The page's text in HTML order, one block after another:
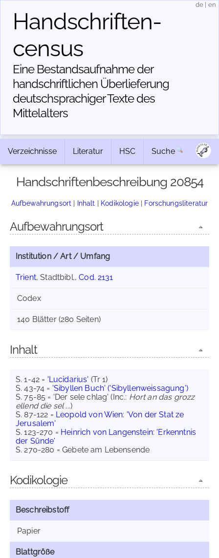
Handschriften­
census
Eine Bestandsaufnahme der
handschriftlichen Über­lieferung
deutschsprachiger Texte des
Mittelalters
de en
Verzeichnisse Literatur HSC Suche
Handschriftenbeschreibung 20854
Aufbewahrungsort | Inhalt | Kodikologie| Forschungsliteratur
Aufbewahrungsort
Institution / Art / Umfang
Trient, Stadtbibl.,Cod. 2131
Codex
140 Blätter (280 Seiten)
Inhalt
S. 1-42 = 'Lucidarius' (Tr 1)
S. 43-74 = 'Sibyllen Buch' ('Sibyllenweissagung')
S. 75-85 = 'Der sele chlag' (Inc.: Hort an das grozz
ellend die sel...)
S. 87-122 = Leopold von Wien: 'Von der Stat ze
Jerusalem'
S. 123-270 = Heinrich von Langenstein: 'Erkenntnis
der Sünde'
S. 270-280 = Gebete am Lebensende
Kodikologie
Beschreibstoff
Papier
Blattgröße